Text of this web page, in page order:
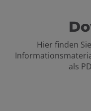
Hier finden
als